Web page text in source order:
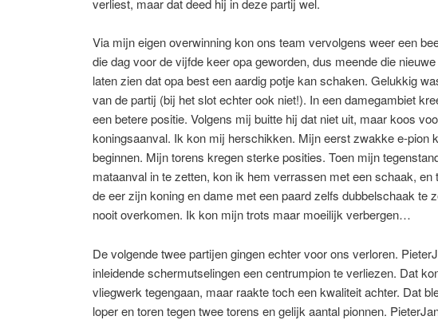
verliest, maar dat deed hij in deze partij wel.
Via mijn eigen overwinning kon ons team vervolgens weer een
die dag voor de vijfde keer opa geworden, dus meende die
laten zien dat opa best een aardig potje kan schaken. Gelukkig
van de partij (bij het slot echter ook niet!). In een damegambiet
een betere positie. Volgens mij buitte hij dat niet uit, maar koos
koningsaanval. Ik kon mij herschikken. Mijn eerst zwakke e-pion
beginnen. Mijn torens kregen sterke posities. Toen mijn
mataanval in te zetten, kon ik hem verrassen met een schaak,
de eer zijn koning en dame met een paard zelfs dubbelschaak te
nooit overkomen. Ik kon mijn trots maar moeilijk verbergen…
De volgende twee partijen gingen echter voor ons verloren.
inleidende schermutselingen een centrumpion te verliezen. Dat
vliegwerk tegengaan, maar raakte toch een kwaliteit achter. Dat
loper en toren tegen twee torens en gelijk aantal pionnen.